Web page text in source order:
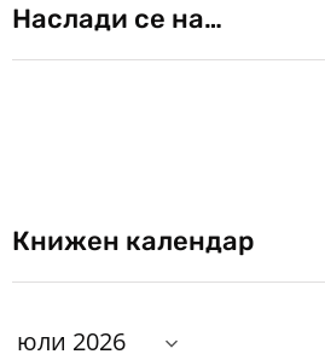
Наслади се на…
Книжен календар